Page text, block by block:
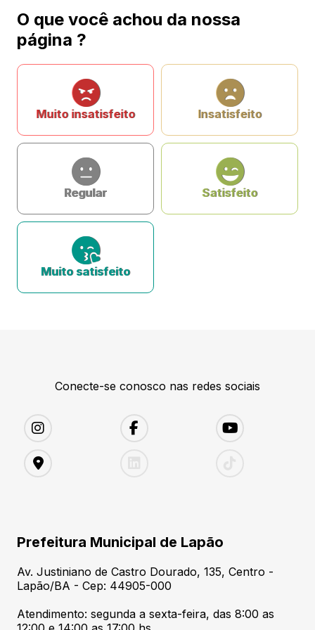
O que você achou da nossa
página ?
Muito insatisfeito Insatisfeito
Regular Satisfeito
Muito satisfeito
Conecte-se conosco nas redes sociais
Prefeitura Municipal de Lapão
Av. Justiniano de Castro Dourado, 135, Centro -
Lapão/BA - Cep: 44905-000
Atendimento: segunda a sexta-feira, das 8:00 as